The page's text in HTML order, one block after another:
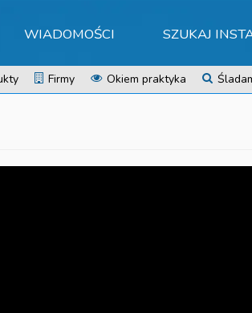
WIADOMOŚCI SZUKAJ
Firmy Okiem praktyka